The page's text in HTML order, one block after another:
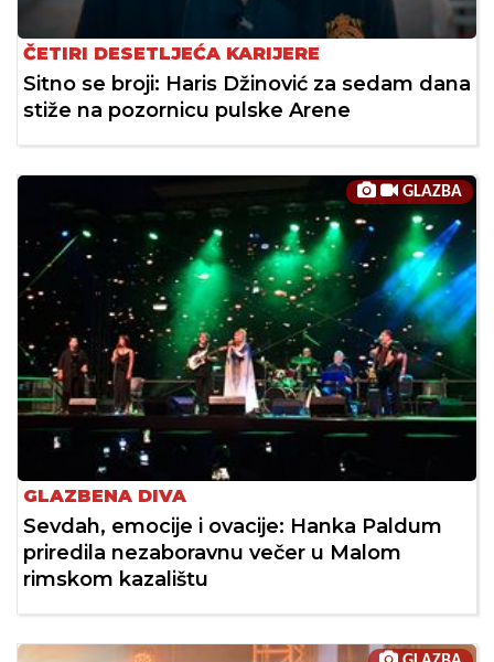
ČETIRI DESETLJEĆA KARIJERE
Sitno se broji: Haris Džinović za sedam dana
stiže na pozornicu pulske Arene
GLAZBA
GLAZBENA DIVA
Sevdah, emocije i ovacije: Hanka Paldum
priredila nezaboravnu večer u Malom
rimskom kazalištu